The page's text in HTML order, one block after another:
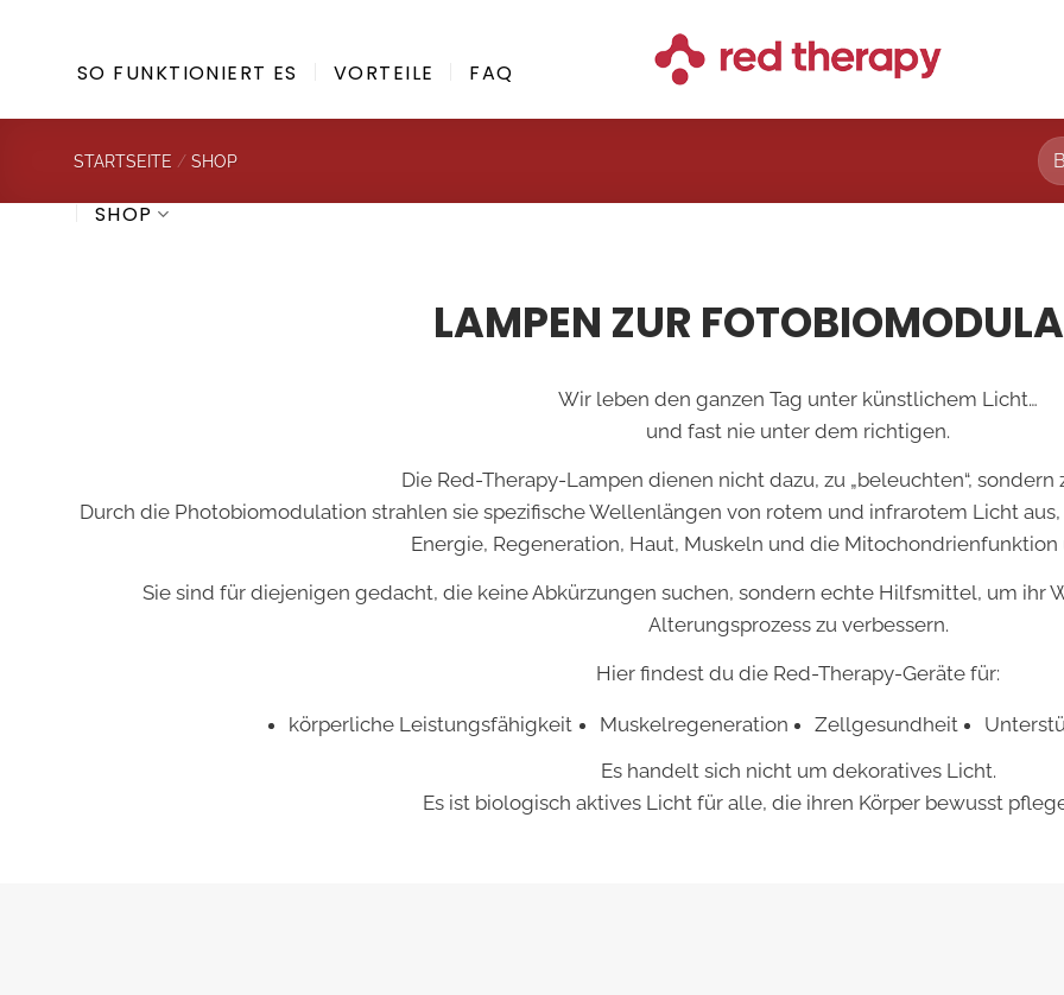
springenSO FUNKTIONIERT ES VORTEILE FAQ
SHOP
STARTSEITE / SHOP
LAMPEN ZUR
Wir leben den ganzen Tag unter künstlichem Licht…
und fast nie unter dem richtigen.
Die Red-Therapy-Lampen dienen nicht dazu, zu „beleuchten“, sondern
Durch die Photobiomodulation strahlen sie spezifische Wellenlängen von rotem und infrarotem Licht
Energie, Regeneration, Haut, Muskeln und die Mitochondrienfunktion
Sie sind für diejenigen gedacht, die keine Abkürzungen suchen, sondern echte Hilfsmittel, um ihr
Alterungsprozess zu verbessern.
Hier findest du die Red-Therapy-Geräte für:
körperliche Leistungsfähigkeit Muskelregeneration Zellgesundheit
Es handelt sich nicht um dekoratives Licht.
Es ist biologisch aktives Licht für alle, die ihren Körper bewusst